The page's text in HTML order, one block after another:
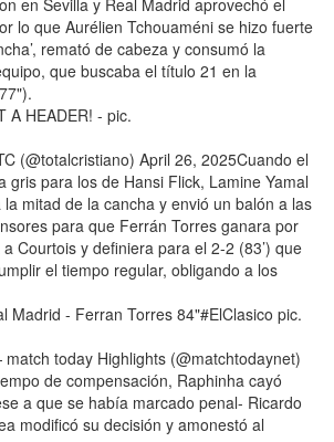
en Sevilla y Real Madrid aprovechó el
lo que Aurélien Tchouaméni se hizo fuerte
remató de cabeza y consumó la
que buscaba el título 21 en la
A HEADER! - pic.
(@totalcristiano) April 26, 2025Cuando el
gris para los de Hansi Flick, Lamine Yamal
mitad de la cancha y envió un balón a las
para que Ferrán Torres ganara por
Courtois y definiera para el 2-2 (83’) que
el tiempo regular, obligando a los
Madrid - Ferran Torres 84"#ElClasico pic.
today Highlights (@matchtodaynet)
de compensación, Raphinha cayó
a que se había marcado penal- Ricardo
modificó su decisión y amonestó al